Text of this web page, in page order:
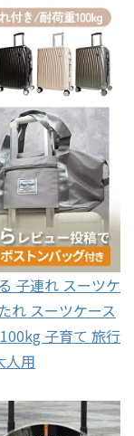
子連れ スーツケ
れ スーツケース
子育て 旅行
人用